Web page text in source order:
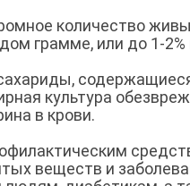
количество
грамме, или до 1-
культура
в крови.
веществ и